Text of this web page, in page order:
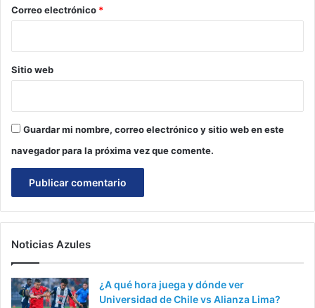
*
Correo electrónico *
Sitio web
Guardar mi nombre, correo electrónico y sitio web en este
navegador para la próxima vez que comente.
Noticias Azules
¿A qué hora juega y dónde ver
Universidad de Chile vs Alianza Lima?